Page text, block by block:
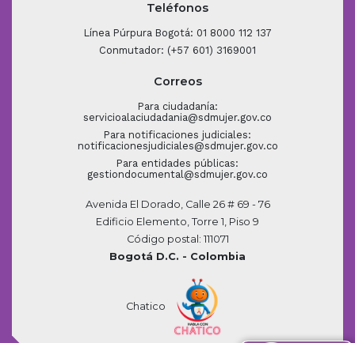
Teléfonos
Línea Púrpura Bogotá: 01 8000 112 137
Conmutador: (+57 601) 3169001
Correos
Para ciudadanía:
servicioalaciudadania@sdmujer.gov.co
Para notificaciones judiciales:
notificacionesjudiciales@sdmujer.gov.co
Para entidades públicas:
gestiondocumental@sdmujer.gov.co
Avenida El Dorado, Calle 26 # 69 - 76
Edificio Elemento, Torre 1, Piso 9
Código postal: 111071
Bogotá D.C. - Colombia
Chatico